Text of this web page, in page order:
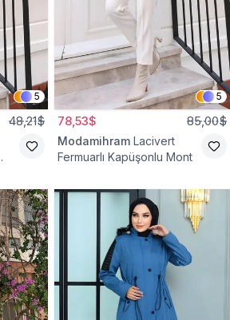
5
48,21$
5
78,53$ 85,00$
Modamihram Lacivert
Fermuarlı Kapüşonlu Mont